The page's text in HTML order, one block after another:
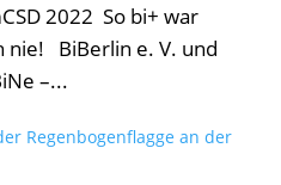
2022 So bi+ war
nie! BiBerlin e. V. und
–...